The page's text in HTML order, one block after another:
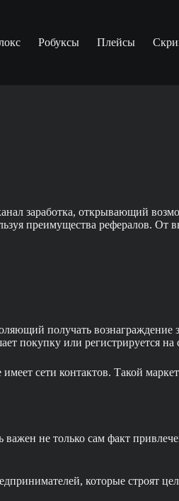
Робуксы Плейсы
заработка, открывающий
преимущества рефералов.
получать
покупку или регистрируется на
сети контактов. Такой
не только сам факт
которые строят